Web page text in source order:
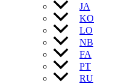
JA
KO
LO
NB
FA
PT
RU